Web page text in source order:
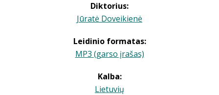
Diktorius:
Jūratė Doveikienė
Leidinio formatas:
MP3 (garso įrašas)
Kalba:
Lietuvių